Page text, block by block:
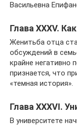
Васильевна
Глава XXXV.
Женитьба отца
обсуждений в
крайне негативно
признается, что
«темная история».
Глава XXXVI.
В университете